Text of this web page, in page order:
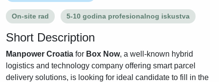
On-site rad 5-10 godina profesionalnog iskustva
Short Description
Manpower Croatia for Box Now, a well-known hybrid
logistics and technology company offering smart parcel
delivery solutions, is looking for ideal candidate to fill in the